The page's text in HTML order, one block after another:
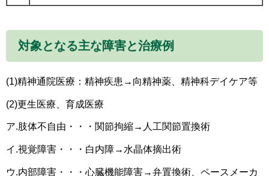
対象となる主な障害と治療例
(1)精神通院医療：精神疾患→向精神薬、精神科デイケア等
(2)更生医療、育成医療
ア.肢体不自由・・・関節拘縮→人工関節置換術
イ.視覚障害・・・白内障→水晶体摘出術
ウ.内部障害・・・心臓機能障害→弁置換術、ペースメーカ